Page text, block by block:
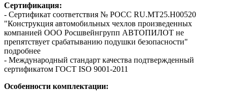
Сертификация:
- Сертификат соответствия № РОСС RU.МТ25.Н00520
"Конструкция автомобильных чехлов произведенных
компанией ООО Росшвейнгрупп АВТОПИЛОТ не
препятствует срабатыванию подушки безопасности"
подробнее
- Международный стандарт качества подтвержденный
сертификатом ГОСТ ISO 9001-2011
Особенности комплектации: